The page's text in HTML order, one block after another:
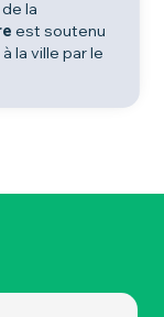
la
est soutenu
la ville par le